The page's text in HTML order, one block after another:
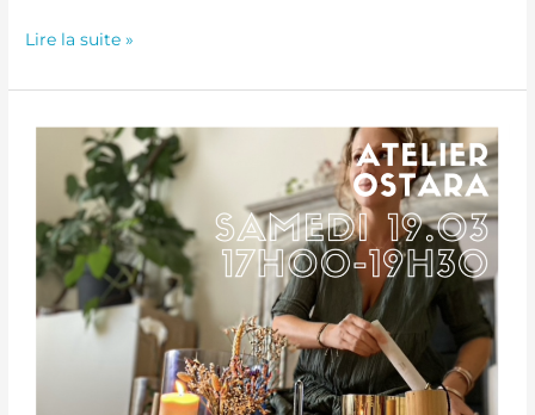
Lire la suite »
Atelier
mars
2022
de
17h00